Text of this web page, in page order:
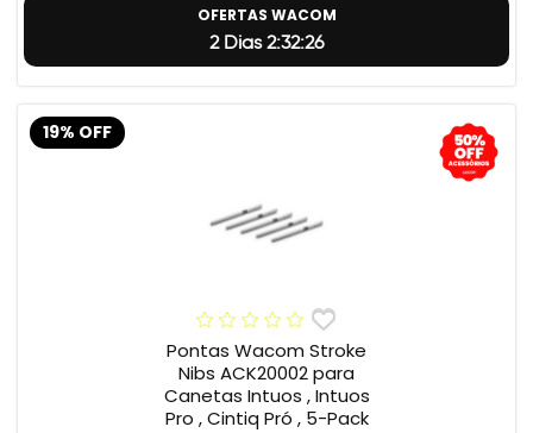
OFERTAS WACOM
2 Dias 2:32:25
19% OFF
Pontas Wacom Stroke
Nibs ACK20002 para
Canetas Intuos , Intuos
Pro , Cintiq Pró , 5-Pack